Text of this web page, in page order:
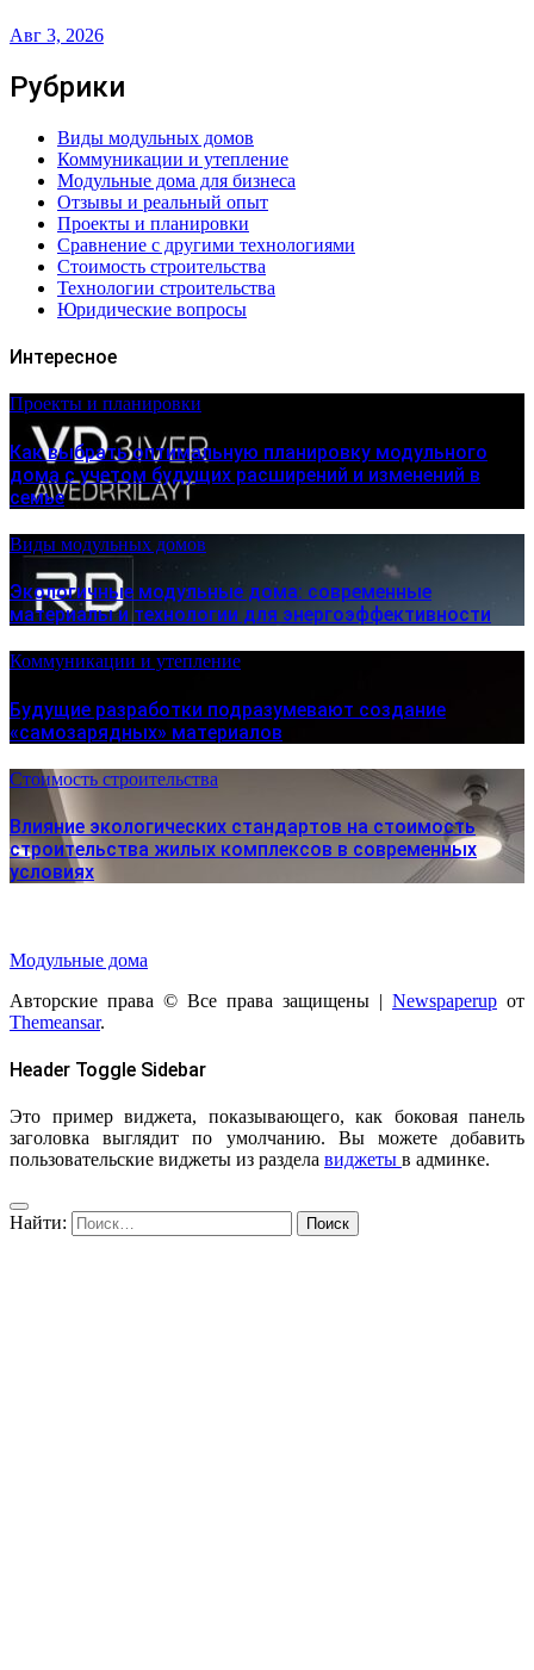
Авг 3, 2026
Рубрики
Виды модульных домов
Коммуникации и утепление
Модульные дома для бизнеса
Отзывы и реальный опыт
Проекты и планировки
Сравнение с другими технологиями
Стоимость строительства
Технологии строительства
Юридические вопросы
Интересное
Проекты и планировки
Как выбрать оптимальную планировку модульного
дома с учетом будущих расширений и изменений в
семье
Виды модульных домов
Экологичные модульные дома: современные
материалы и технологии для энергоэффективности
Коммуникации и утепление
Будущие разработки подразумевают создание
«самозарядных» материалов
Стоимость строительства
Влияние экологических стандартов на стоимость
строительства жилых комплексов в современных
условиях
Модульные дома
Авторские права © Все права защищены | Newspaperup от
Themeansar.
Header Toggle Sidebar
Это пример виджета, показывающего, как боковая панель
заголовка выглядит по умолчанию. Вы можете добавить
пользовательские виджеты из раздела виджеты в админке.
Найти: